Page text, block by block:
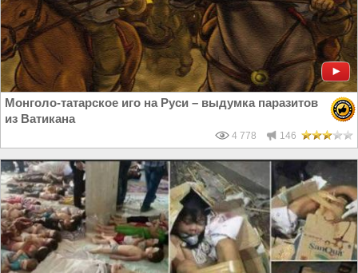
Монголо-татарское иго на Руси – выдумка паразитов
из Ватикана
4 778 146